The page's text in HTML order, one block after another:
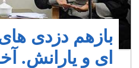
بازهم دزدی
ای و یارانش.